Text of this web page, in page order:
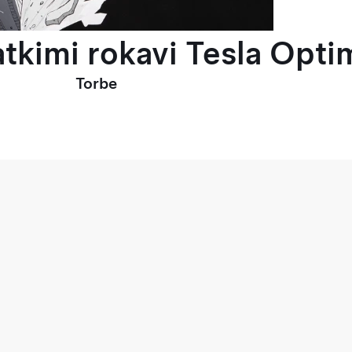
rokavi Tesla
Torbe